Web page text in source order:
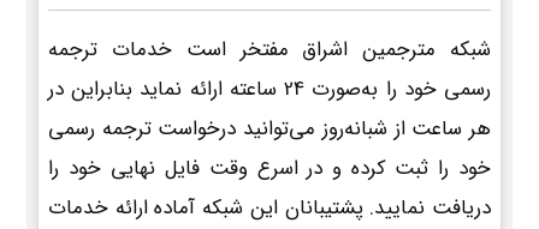
شبکه مترجمین اشراق مفتخر است خدمات ترجمه
رسمی خود را به‌صورت 24 ساعته ارائه نماید بنابراین در
هر ساعت از شبانه‌روز می‌توانید درخواست ترجمه رسمی
خود را ثبت کرده و در اسرع وقت فایل نهایی خود را
دریافت نمایید. پشتیبانان این شبکه آماده ارائه خدمات